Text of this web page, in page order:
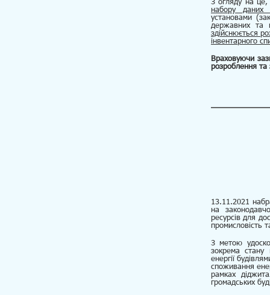
набору даних
установами
державних та
здійснюється
інвентарного
Враховуючи
розроблення
13.11.2021
на
ресурсів для
промисловість
З метою
зокрема стану
енергії
споживання
рамках
громадських